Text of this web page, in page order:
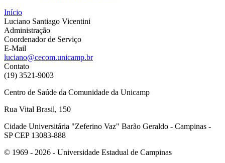
Início
Luciano Santiago Vicentini
Administração
Coordenador de Serviço
E-Mail
luciano@cecom.unicamp.br
Contato
(19) 3521-9003
Centro de Saúde da Comunidade da Unicamp
Rua Vital Brasil, 150
Cidade Universitária "Zeferino Vaz" Barão Geraldo - Campinas -
SP CEP 13083-888
© 1969 - 2026 - Universidade Estadual de Campinas